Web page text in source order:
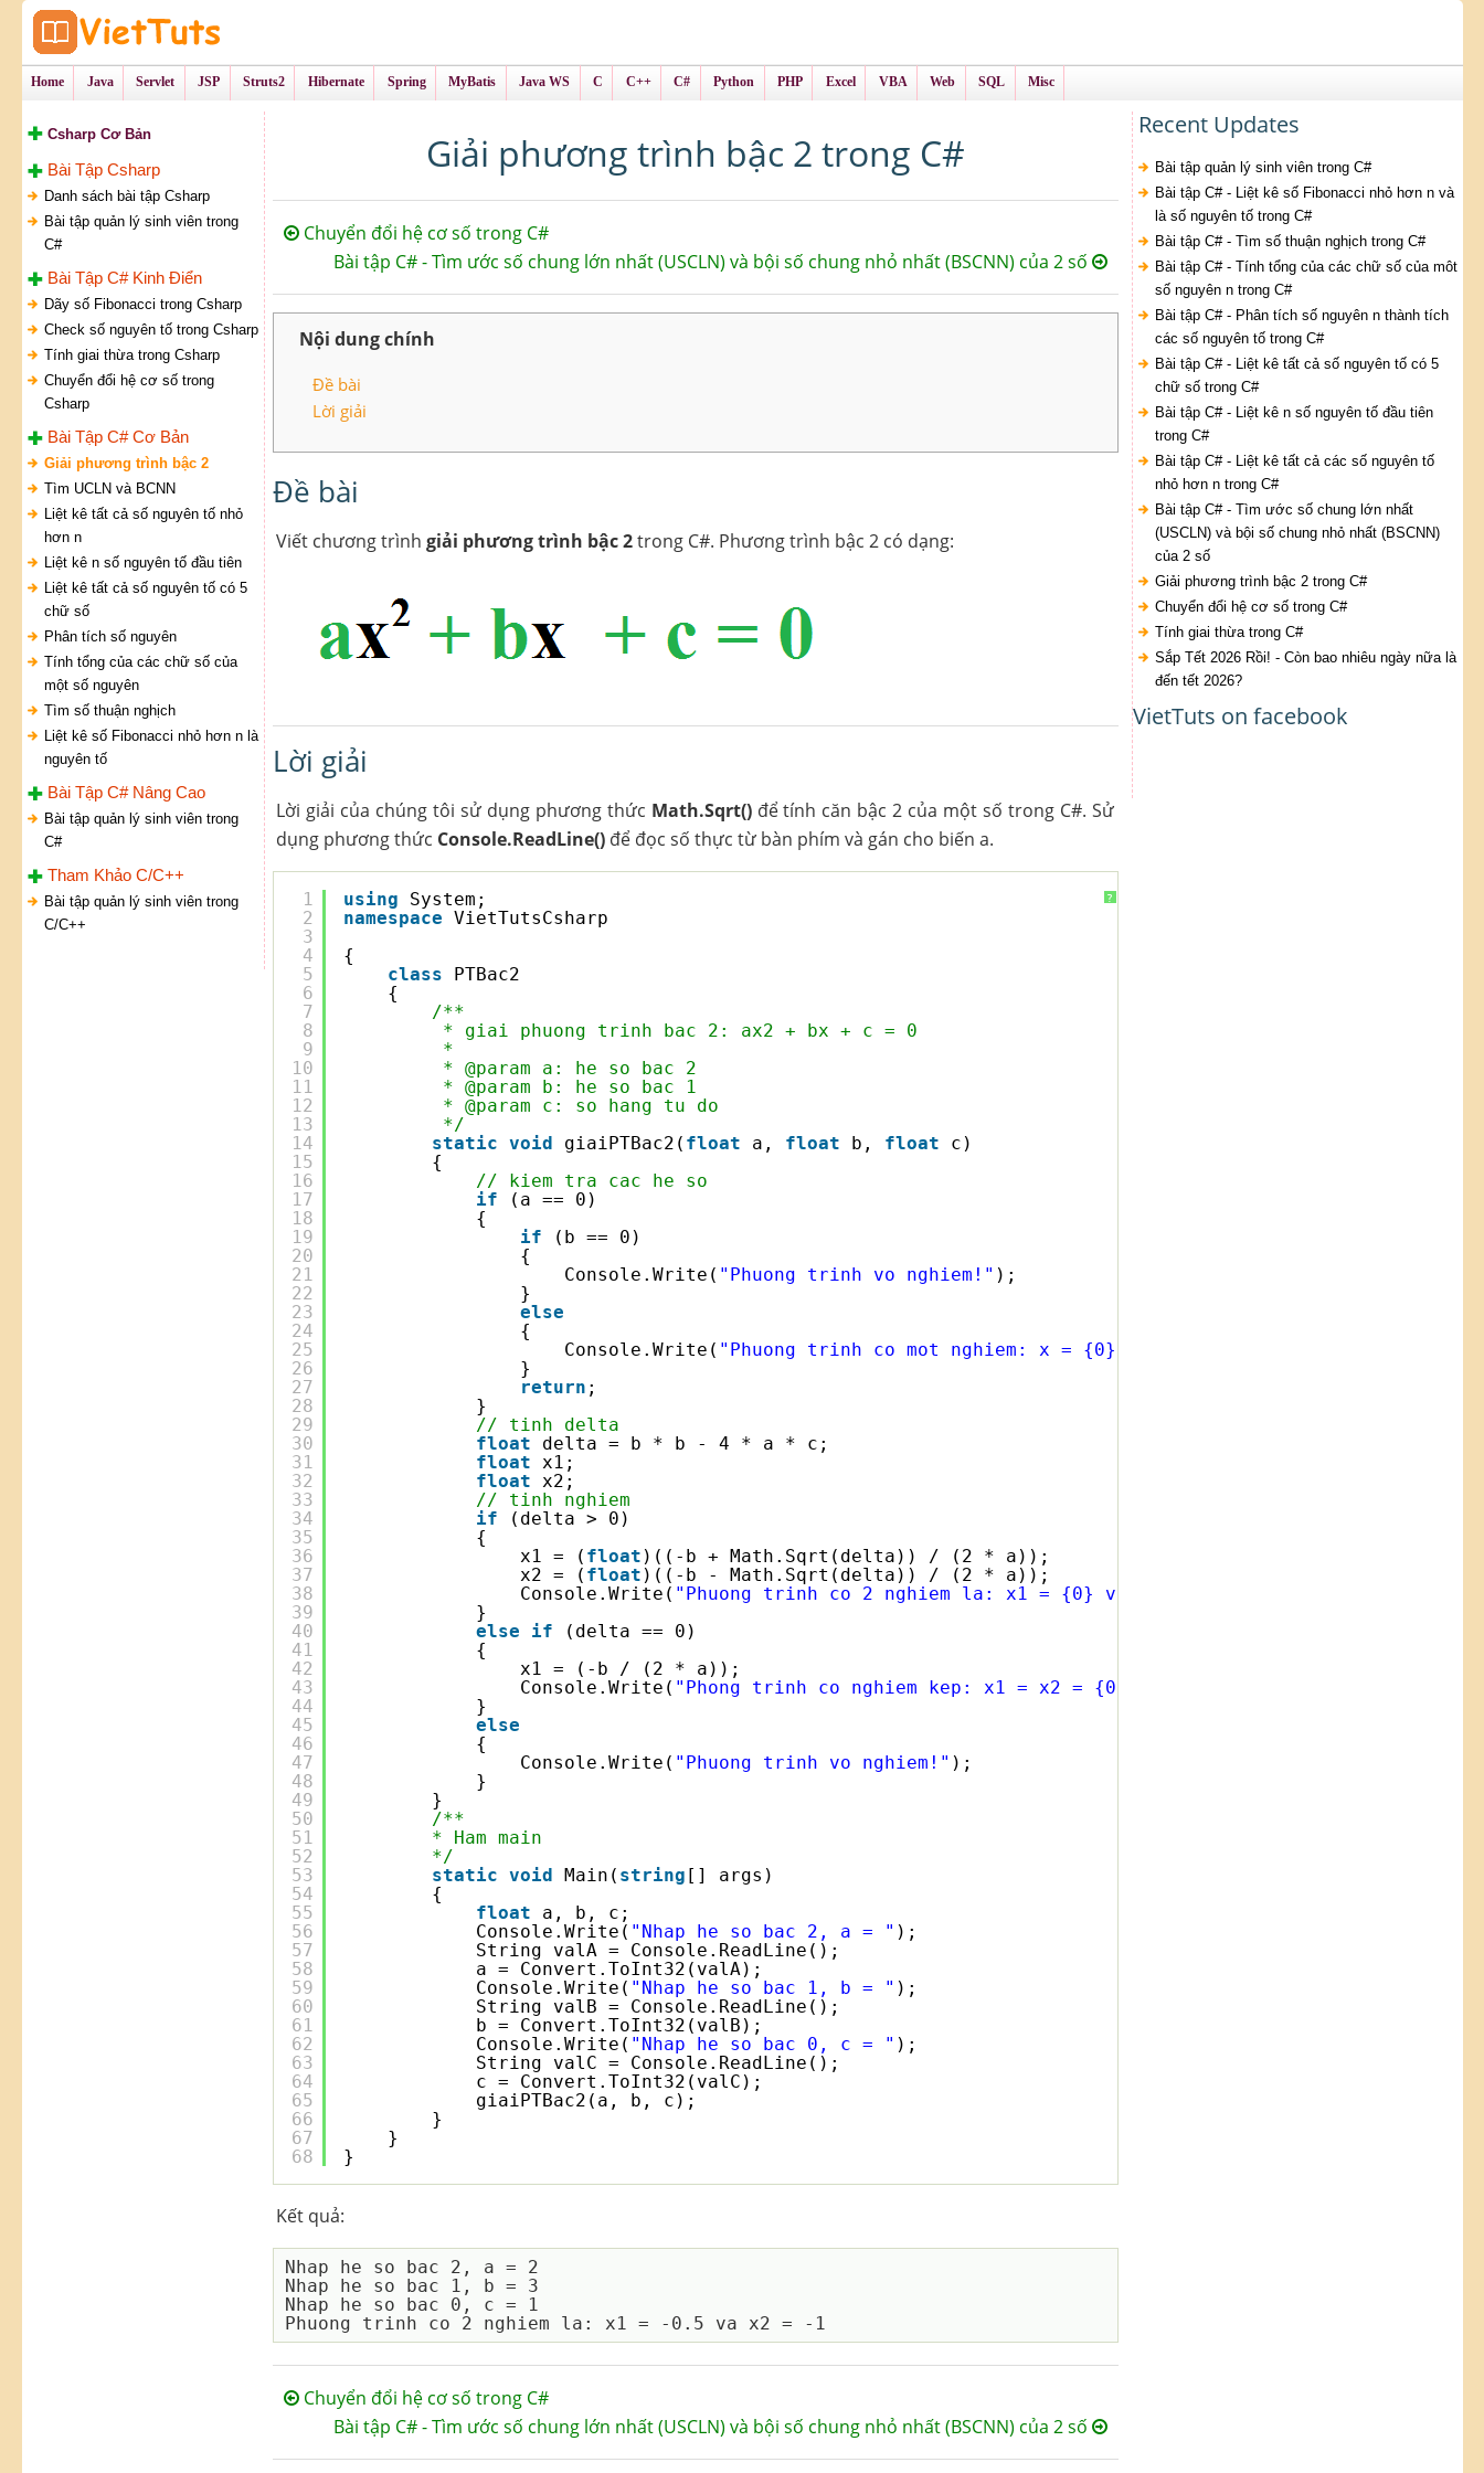
Home Java Servlet JSP Struts2 Hibernate Spring MyBatis Java WS C C++ C# Python PHP Excel VBA Web SQL Misc
Csharp Cơ Bản
Bài Tập Csharp
Danh sách bài tập Csharp
Bài tập quản lý sinh viên trong
C#
Bài Tập C# Kinh Điển
Dãy số Fibonacci trong Csharp
Check số nguyên tố trong Csharp
Tính giai thừa trong Csharp
Chuyển đổi hệ cơ số trong
Csharp
Bài Tập C# Cơ Bản
Giải phương trình bậc 2
Tìm UCLN và BCNN
Liệt kê tất cả số nguyên tố nhỏ
hơn n
Liệt kê n số nguyên tố đầu tiên
Liệt kê tất cả số nguyên tố có 5
chữ số
Phân tích số nguyên
Tính tổng của các chữ số của
một số nguyên
Tìm số thuận nghịch
Liệt kê số Fibonacci nhỏ hơn n là
nguyên tố
Bài Tập C# Nâng Cao
Bài tập quản lý sinh viên trong
C#
Tham Khảo C/C++
Bài tập quản lý sinh viên trong
C/C++
Giải phương trình bậc 2 trong C#
Chuyển đổi hệ cơ số trong C#
Bài tập C# - Tìm ước số chung lớn nhất (USCLN) và bội số chung nhỏ nhất (BSCNN) của 2 số
Nội dung chính
Đề bài
Lời giải
Đề bài
Viết chương trình giải phương trình bậc 2trong C#. Phương trình bậc 2 có dạng:
Lời giải
Lời giải của chúng tôi sử dụng phương thức Math.Sqrt()để tính căn bậc 2 của một số trong C#. Sử
dụng phương thức Console.ReadLine()để đọc số thực từ bàn phím và gán cho biến a.
?
1
2
3
4
5
6
7
8
9
10
11
12
13
14
15
16
17
18
19
20
21
22
23
24
25
26
27
28
29
30
31
32
33
34
35
36
37
38
39
40
41
42
43
44
45
46
47
48
49
50
51
52
53
54
55
56
57
58
59
60
61
62
63
64
65
66
67
68
using
System;
namespace VietTutsCsharp
{
class
PTBac2
{
/**
* giai phuong trinh bac 2: ax2 + bx + c = 0
*
* @param a: he so bac 2
* @param b: he so bac 1
* @param c: so hang tu do
*/
static void giaiPTBac2( float a, float b, float
c)
{
// kiem tra cac he so
if
(a == 0)
{
if
(b == 0)
{
Console.Write( "Phuong trinh vo nghiem!" );
}
else
{
Console.Write( "Phuong trinh co mot nghiem: x = {0}"
}
return ;
}
// tinh delta
float
delta = b * b - 4 * a * c;
float
x1;
float
x2;
// tinh nghiem
if
(delta > 0)
{
x1 = ( float )((-b + Math.Sqrt(delta)) / (2 * a));
x2 = ( float )((-b - Math.Sqrt(delta)) / (2 * a));
Console.Write( "Phuong trinh co 2 nghiem la: x1 = {0} va x2 = {1}"
}
else
if
(delta == 0)
{
x1 = (-b / (2 * a));
Console.Write( "Phong trinh co nghiem kep: x1 = x2 = {0}"
}
else
{
Console.Write( "Phuong trinh vo nghiem!" );
}
}
/**
* Ham main
*/
static void Main( string [] args)
{
float
a, b, c;
Console.Write( "Nhap he so bac 2, a = " );
String valA = Console.ReadLine();
a = Convert.ToInt32(valA);
Console.Write( "Nhap he so bac 1, b = " );
String valB = Console.ReadLine();
b = Convert.ToInt32(valB);
Console.Write( "Nhap he so bac 0, c = " );
String valC = Console.ReadLine();
c = Convert.ToInt32(valC);
giaiPTBac2(a, b, c);
}
}
}
Kết quả:
Nhap he so bac 2, a = 2
Nhap he so bac 1, b = 3
Nhap he so bac 0, c = 1
Chuyển đổi hệ cơ số trong C#
Bài tập C# - Tìm ước số chung lớn nhất (USCLN) và bội số chung nhỏ nhất (BSCNN) của 2 số
Recent Updates
Bài tập quản lý sinh viên trong C#
Bài tập C# - Liệt kê số Fibonacci nhỏ hơn n và
là số nguyên tố trong C#
Bài tập C# - Tìm số thuận nghịch trong C#
Bài tập C# - Tính tổng của các chữ số của môt
số nguyên n trong C#
Bài tập C# - Phân tích số nguyên n thành tích
các số nguyên tố trong C#
Bài tập C# - Liệt kê tất cả số nguyên tố có 5
chữ số trong C#
Bài tập C# - Liệt kê n số nguyên tố đầu tiên
trong C#
Bài tập C# - Liệt kê tất cả các số nguyên tố
nhỏ hơn n trong C#
Bài tập C# - Tìm ước số chung lớn nhất
(USCLN) và bội số chung nhỏ nhất (BSCNN)
của 2 số
Giải phương trình bậc 2 trong C#
Chuyển đổi hệ cơ số trong C#
Tính giai thừa trong C#
Sắp Tết 2026 Rồi! - Còn bao nhiêu ngày nữa là
đến tết 2026?
VietTuts on facebook